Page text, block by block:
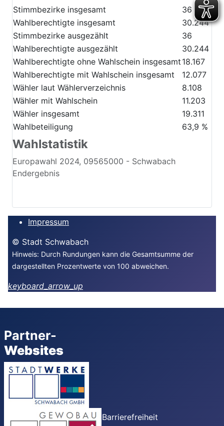
Wahlstatistik
Europawahl 2024, 09565000 - Schwabach
Endergebnis
Stimmbezirke insgesamt
36
Wahlberechtigte insgesamt
30.244
Stimmbezirke ausgezählt
36
Wahlberechtigte ausgezählt
30.244
Wahlberechtigte ohne Wahlschein insgesamt 18.167
Wahlberechtigte mit Wahlschein insgesamt
12.077
Wähler laut Wählerverzeichnis
8.108
Wähler mit Wahlschein
11.203
Wähler insgesamt
19.311
Wahlbeteiligung
63,9 %
Impressum
© Stadt Schwabach
Hinweis: Durch Rundungen kann die Gesamtsumme der
dargestellten Prozentwerte von 100 abweichen.
keyboard_arrow_up
Partner-
Websites
Barrierefreiheit